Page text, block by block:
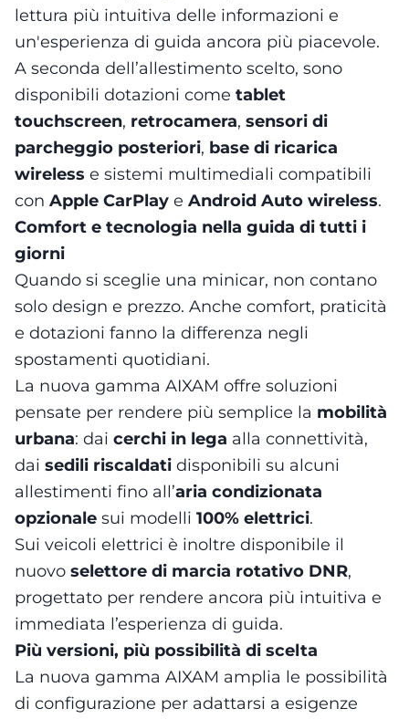
lettura più intuitiva delle informazioni e
un'esperienza di guida ancora più piacevole.
A seconda dell’allestimento scelto, sono
disponibili dotazioni come tablet
touchscreen, retrocamera, sensori di
parcheggio posteriori, base di ricarica
wireless e sistemi multimediali compatibili
con Apple CarPlay e Android Auto wireless.
Comfort e tecnologia nella guida di tutti i
giorni
Quando si sceglie una minicar, non contano
solo design e prezzo. Anche comfort, praticità
e dotazioni fanno la differenza negli
spostamenti quotidiani.
La nuova gamma AIXAM offre soluzioni
pensate per rendere più semplice la mobilità
urbana: dai cerchi in lega alla connettività,
dai sedili riscaldati disponibili su alcuni
allestimenti fino all’aria condizionata
opzionale sui modelli 100% elettrici.
Sui veicoli elettrici è inoltre disponibile il
nuovo selettore di marcia rotativo DNR,
progettato per rendere ancora più intuitiva e
immediata l’esperienza di guida.
Più versioni, più possibilità di scelta
La nuova gamma AIXAM amplia le possibilità
di configurazione per adattarsi a esigenze